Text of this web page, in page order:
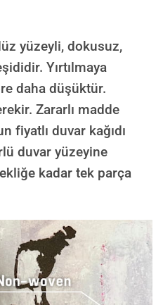
yüzeyli, dokusuz,
Yırtılmaya
daha düşüktür.
Zararlı madde
fiyatlı duvar kağıdı
duvar yüzeyine
kadar tek parça